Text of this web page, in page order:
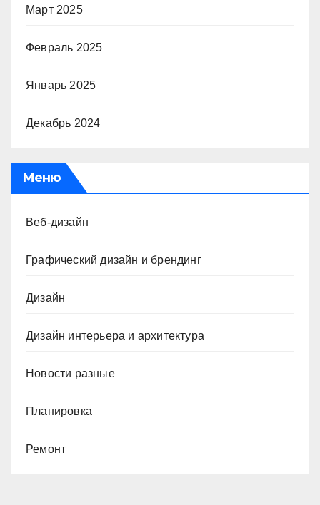
Март 2025
Февраль 2025
Январь 2025
Декабрь 2024
Меню
Веб-дизайн
Графический дизайн и брендинг
Дизайн
Дизайн интерьера и архитектура
Новости разные
Планировка
Ремонт